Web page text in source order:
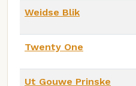
Weidse Blik
Twenty One
Ut Gouwe Prinske